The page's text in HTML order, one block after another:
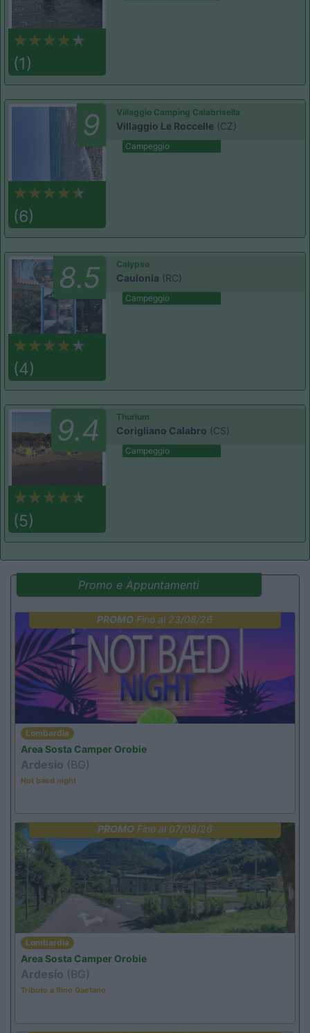
(1)
9
(6)
Villaggio Camping Calabrisella
Villaggio Le Roccelle (CZ)
Campeggio
8.5
(4)
Calypso
Caulonia (RC)
Campeggio
9.4
(5)
Thurium
Corigliano Calabro (CS)
Campeggio
Promo e Appuntamenti
PROMO Fino al 23/08/26
Lombardia
Area Sosta Camper Orobie
Ardesio (BG)
Not baed night
PROMOFino al 07/08/26
Lombardia
Area Sosta Camper Orobie
Ardesio (BG)
Tributo a Rino Gaetano